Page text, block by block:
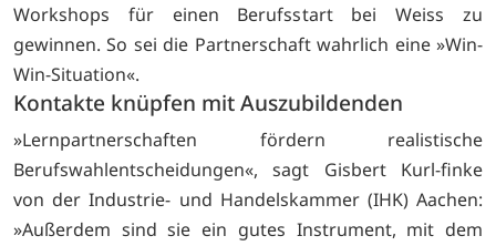
Workshops für einen Berufsstart bei Weiss zu
gewinnen. So sei die Partnerschaft wahrlich eine »Win-
Win-Situation«.
Kontakte knüpfen mit Auszubildenden
»Lernpartnerschaften fördern realistische
Berufswahlentscheidungen«, sagt Gisbert Kurl-finke
von der Industrie- und Handelskammer (IHK) Aachen:
»Außerdem sind sie ein gutes Instrument, mit dem